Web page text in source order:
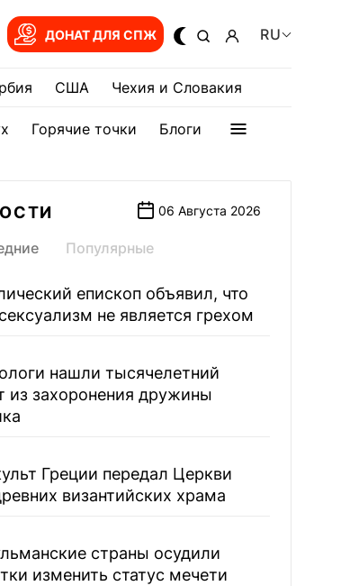
ДОНАТ ДЛЯ СПЖ RU
США Чехия и Словакия
Горячие точки Блоги
06 Августа 2026
Популярные
епископ объявил, что
не является грехом
нашли тысячелетний
из захоронения дружины
Греции передал Церкви
византийских храма
страны осудили
изменить статус мечети